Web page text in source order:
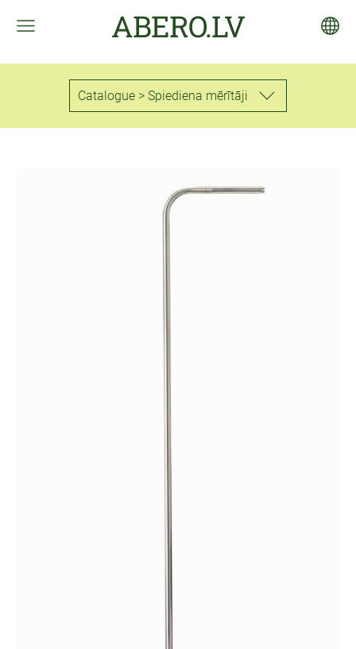
ABERO.LV
Catalogue > Spiediena mērītāji